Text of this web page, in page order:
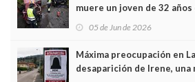
muere un joven de 32
05 de Jun de 2026
Máxima preocupación en
desaparición de Irene, una